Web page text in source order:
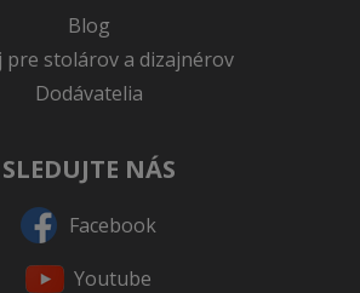
Blog
pre stolárov a dizajnérov
Dodávatelia
SLEDUJTE NÁS
Facebook
Youtube